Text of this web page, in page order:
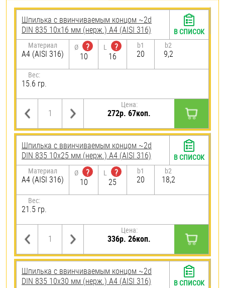
Шпилька c ввинчиваемым концом ~2d
DIN 835 10х16 мм (нерж.) A4 (AISI 316)
Материал
A4 (AISI 316)
Ø
?
10
L
?
16
b1
20
b2
9,2
Вес:
15.6 гр.
Цена:
272р. 67коп.
В СПИСОК
Шпилька c ввинчиваемым концом ~2d
DIN 835 10х25 мм (нерж.) A4 (AISI 316)
Материал
A4 (AISI 316)
Ø
?
10
L
?
25
b1
20
b2
18,2
Вес:
21.5 гр.
Цена:
336р. 26коп.
В СПИСОК
Шпилька c ввинчиваемым концом ~2d
DIN 835 10х30 мм (нерж.) A4 (AISI 316)
В СПИСОК